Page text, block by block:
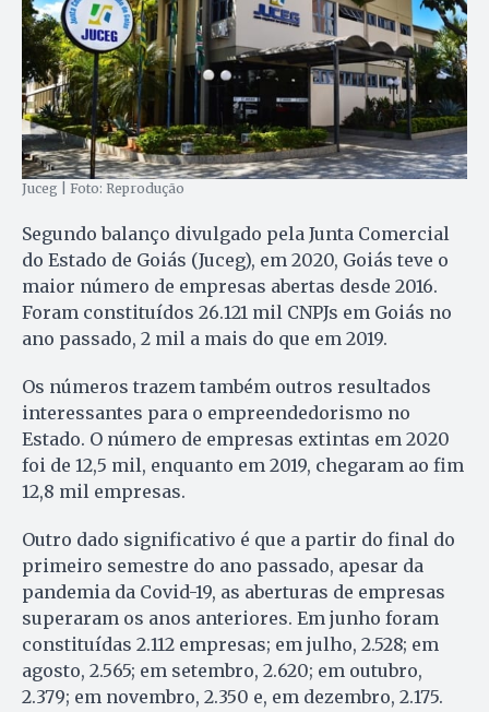
Juceg | Foto: Reprodução
Segundo balanço divulgado pela Junta Comercial
do Estado de Goiás (Juceg), em 2020, Goiás teve o
maior número de empresas abertas desde 2016.
Foram constituídos 26.121 mil CNPJs em Goiás no
ano passado, 2 mil a mais do que em 2019.
Os números trazem também outros resultados
interessantes para o empreendedorismo no
Estado. O número de empresas extintas em 2020
foi de 12,5 mil, enquanto em 2019, chegaram ao fim
12,8 mil empresas.
Outro dado significativo é que a partir do final do
primeiro semestre do ano passado, apesar da
pandemia da Covid-19, as aberturas de empresas
superaram os anos anteriores. Em junho foram
constituídas 2.112 empresas; em julho, 2.528; em
agosto, 2.565; em setembro, 2.620; em outubro,
2.379; em novembro, 2.350 e, em dezembro, 2.175.